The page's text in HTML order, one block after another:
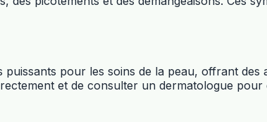
pour les soins de la peau, offrant des
et de consulter un dermatologue pour